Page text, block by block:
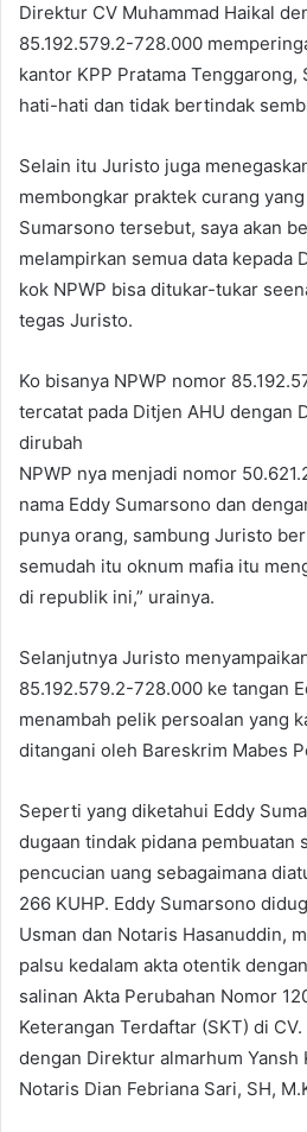
Direktur CV Muhammad Haikal
85.192.579.2-728.000
kantor KPP Pratama Tenggarong,
hati-hati dan tidak bertindak
Selain itu Juristo juga
membongkar praktek curang
Sumarsono tersebut, saya akan
melampirkan semua data kepada
kok NPWP bisa ditukar-tukar
tegas Juristo.
Ko bisanya NPWP nomor
tercatat pada Ditjen AHU dengan
dirubah
NPWP nya menjadi nomor
nama Eddy Sumarsono dan
punya orang, sambung Juristo
semudah itu oknum mafia itu
di republik ini,” urainya.
Selanjutnya Juristo
85.192.579.2-728.000 ke tangan
menambah pelik persoalan yang
ditangani oleh Bareskrim Mabes
Seperti yang diketahui Eddy
dugaan tindak pidana pembuatan
pencucian uang sebagaimana
266 KUHP. Eddy Sumarsono
Usman dan Notaris Hasanuddin,
palsu kedalam akta otentik
salinan Akta Perubahan Nomor
Keterangan Terdaftar (SKT) di
dengan Direktur almarhum Yansh
Notaris Dian Febriana Sari, SH,